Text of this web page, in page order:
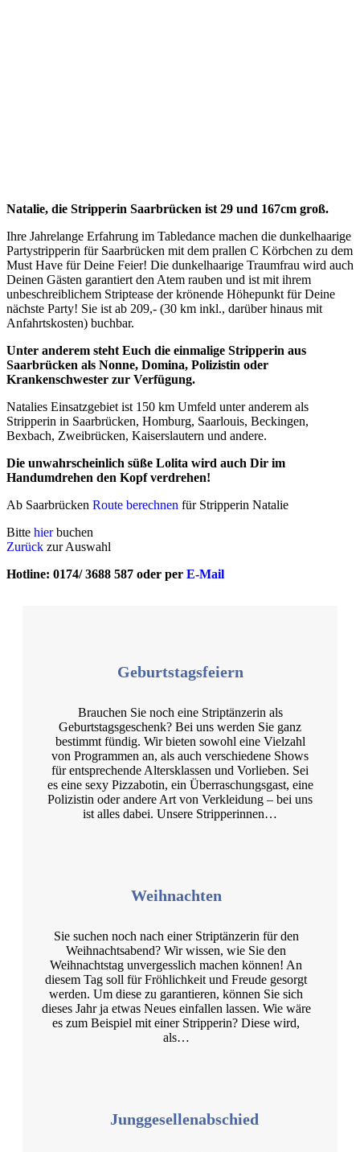
Natalie, die Stripperin Saarbrücken ist 29 und 167cm groß.
Ihre Jahrelange Erfahrung im Tabledance machen die dunkelhaarige
Partystripperin für Saarbrücken mit dem prallen C Körbchen zu dem
Must Have für Deine Feier! Die dunkelhaarige Traumfrau wird auch
Deinen Gästen garantiert den Atem rauben und ist mit ihrem
unbeschreiblichem Striptease der krönende Höhepunkt für Deine
nächste Party! Sie ist ab 209,- (30 km inkl., darüber hinaus mit
Anfahrtskosten) buchbar.
Unter anderem steht Euch die einmalige Stripperin aus
Saarbrücken als Nonne, Domina, Polizistin oder
Krankenschwester zur Verfügung.
Natalies Einsatzgebiet ist 150 km Umfeld unter anderem als
Stripperin in Saarbrücken, Homburg, Saarlouis, Beckingen,
Bexbach, Zweibrücken, Kaiserslautern und andere.
Die unwahrscheinlich süße Lolita wird auch Dir im
Handumdrehen den Kopf verdrehen!
Ab Saarbrücken Route berechnen für Stripperin Natalie
Bitte hierbuchen
Zurück zur Auswahl
Hotline: 0174/ 3688 587 oder per E-Mail
Geburtstagsfeiern
Brauchen Sie noch eine Striptänzerin als
Geburtstagsgeschenk? Bei uns werden Sie ganz
bestimmt fündig. Wir bieten sowohl eine Vielzahl
von Programmen an, als auch verschiedene Shows
für entsprechende Altersklassen und Vorlieben. Sei
es eine sexy Pizzabotin, ein Überraschungsgast, eine
Polizistin oder andere Art von Verkleidung – bei uns
ist alles dabei. Unsere Stripperinnen…
Weihnachten
Sie suchen noch nach einer Striptänzerin für den
Weihnachtsabend? Wir wissen, wie Sie den
Weihnachtstag unvergesslich machen können! An
diesem Tag soll für Fröhlichkeit und Freude gesorgt
werden. Um diese zu garantieren, können Sie sich
dieses Jahr ja etwas Neues einfallen lassen. Wie wäre
es zum Beispiel mit einer Stripperin? Diese wird,
als…
Junggesellenabschied